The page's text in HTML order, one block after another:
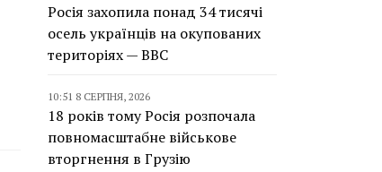
Росія захопила понад 34 тисячі
осель українців на окупованих
територіях — BBC
10:51 8 СЕРПНЯ, 2026
18 років тому Росія розпочала
повномасштабне військове
вторгнення в Грузію